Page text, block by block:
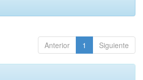
Anterior 1 Siguiente